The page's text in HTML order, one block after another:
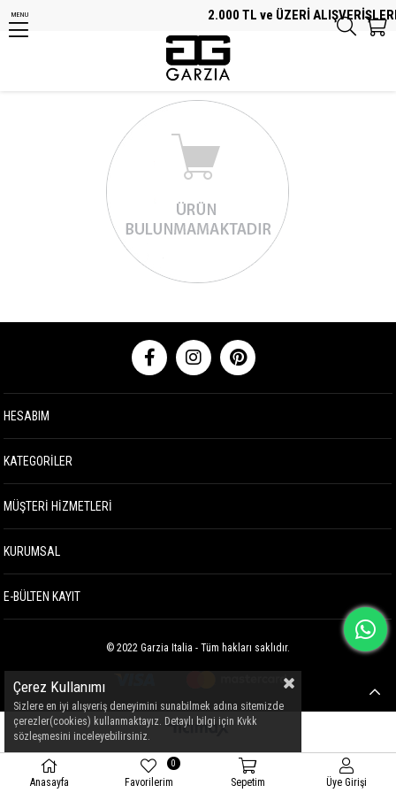
2.000 TL ve ÜZERİ
MENU
HESABIM
KATEGORİLER
MÜŞTERİ HİZMETLERİ
KURUMSAL
E-BÜLTEN KAYIT
© 2022 Garzia Italia - Tüm hakları saklıdır.
Çerez Kullanımı
Sizlere en iyi alışveriş deneyimini sunabilmek adına sitemizde
çerezler(cookies) kullanmaktayız. Detaylı bilgi için Kvkk
sözleşmesini inceleyebilirsiniz.
Anasayfa Favorilerim
0
Sepetim Üye Girişi